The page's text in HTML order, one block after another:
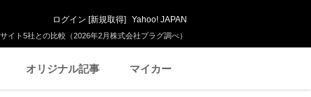
ト5社との比較（2026年2月株式会社プラグ調べ）
ログイン [新規取得] Yahoo! JAPAN
オリジナル記事 マイカー